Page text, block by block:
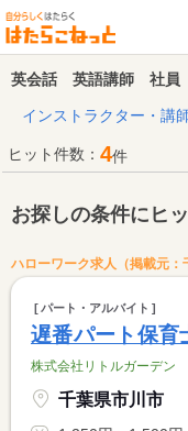
英会話 英語講師 社員
インストラクター・講
ヒット件数： 4件
お探しの条件にヒ
ハローワーク求人（掲載元：
パート・アルバイト
遅番パート保育
株式会社リトルガーデン
千葉県市川市